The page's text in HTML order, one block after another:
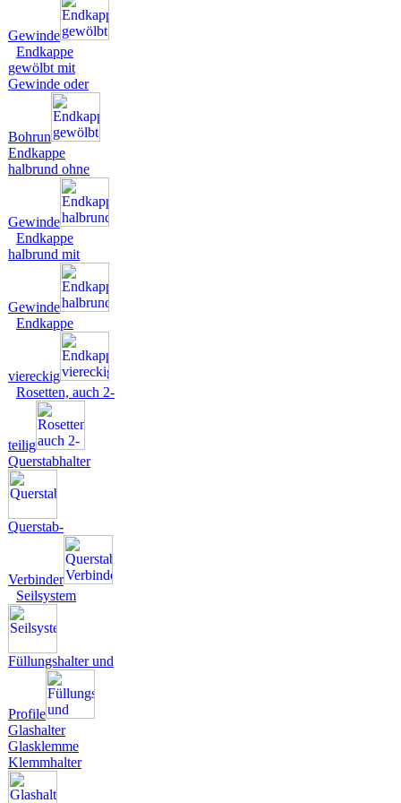
Gewinde
Endkappe
gewölbt mit
Gewinde oder
Bohrun
Endkappe
halbrund ohne
Gewinde
Endkappe
halbrund mit
Gewinde
Endkappe
viereckig
Rosetten, auch 2-
teilig
Querstabhalter
Querstab-
Verbinder
Seilsystem
Füllungshalter und
Profile
Glashalter
Glasklemme
Klemmhalter